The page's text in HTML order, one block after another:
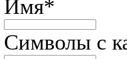
Имя*
Символы с